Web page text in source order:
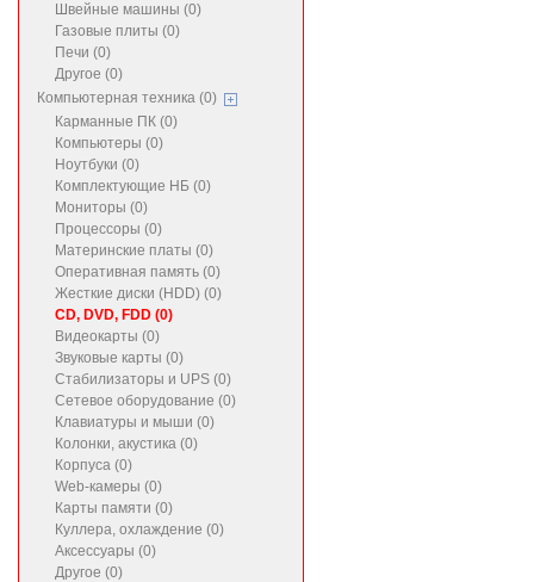
Швейные машины (0)
Газовые плиты (0)
Печи (0)
Другое (0)
Компьютерная техника (0)
Карманные ПК (0)
Компьютеры (0)
Ноутбуки (0)
Комплектующие НБ (0)
Мониторы (0)
Процессоры (0)
Материнские платы (0)
Оперативная память (0)
Жесткие диски (HDD) (0)
CD, DVD, FDD (0)
Видеокарты (0)
Звуковые карты (0)
Стабилизаторы и UPS (0)
Сетевое оборудование (0)
Клавиатуры и мыши (0)
Колонки, акустика (0)
Корпуса (0)
Web-камеры (0)
Карты памяти (0)
Куллера, охлаждение (0)
Аксессуары (0)
Другое (0)